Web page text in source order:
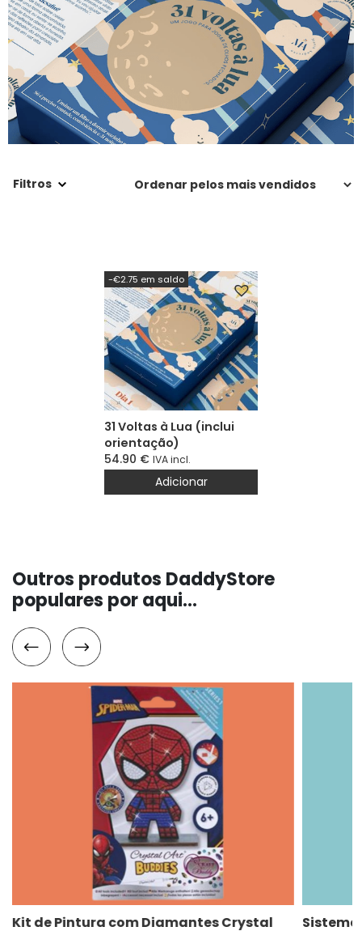
Filtros
31 Voltas à Lua (inclui
orientação)
54.90 € IVA incl.
-€2.75 em saldo
Adicionar
Outros produtos DaddyStore
populares por aqui...
Kit de Pintura com Diamantes Crystal